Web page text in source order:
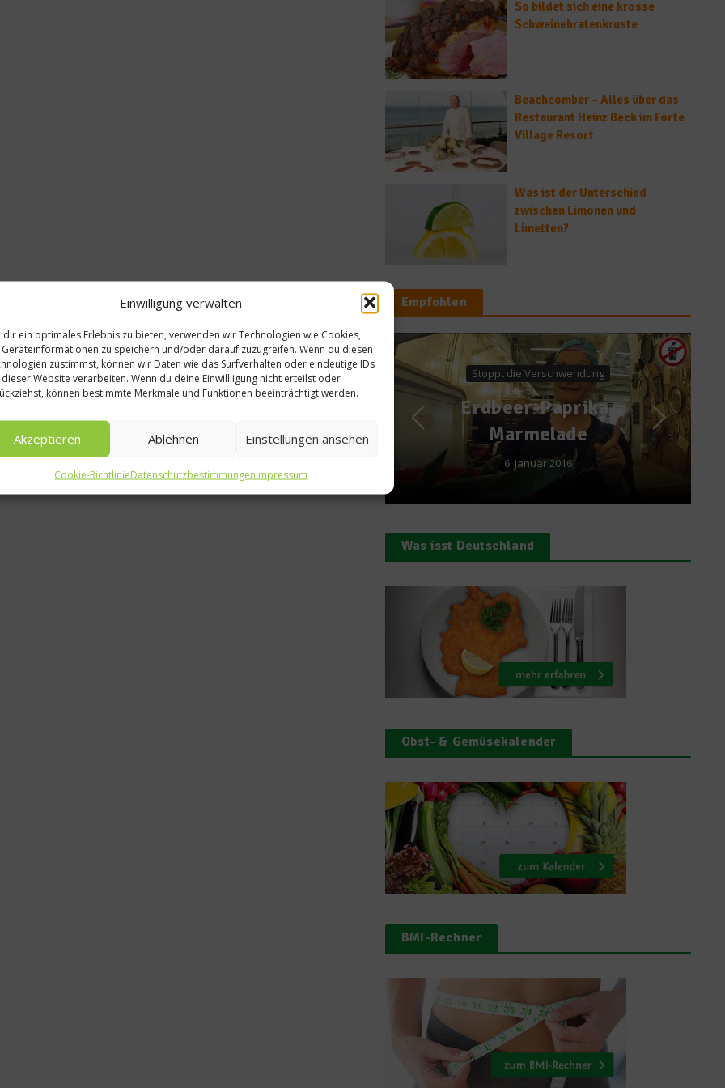
Einwilligung verwalten
dir ein optimales Erlebnis zu bieten, verwenden wir Technologien wie Cookies,
Geräteinformationen zu speichern und/oder darauf zuzugreifen. Wenn du diesen
zustimmst, können wir Daten wie das Surfverhalten oder eindeutige IDs
dieser Website verarbeiten. Wenn du deine Einwillligung nicht erteilst oder
können bestimmte Merkmale und Funktionen beeinträchtigt werden.
Akzeptieren Ablehnen Einstellungen ansehen
Cookie-RichtlinieDatenschutzbestimmungenImpressum
So bildet sich eine krosse
Schweinebratenkruste
Beachcomber – Alles über das
Restaurant Heinz Beck im Forte
Village Resort
Was ist der Unterschied
zwischen Limonen und
Limetten?
Empfohlen
Stoppt die Verschwendung
Erdbeer-Paprika-
Marmelade
Rezepte
Rezept:
Tamales
Was isst Deutschland
Obst- & Gemüsekalender
BMI-Rechner